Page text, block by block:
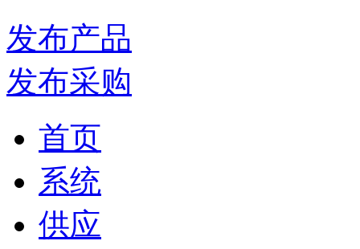
发布产品
发布采购
首页
系统
供应